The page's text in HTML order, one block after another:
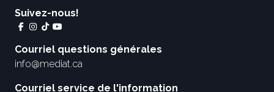
Suivez-nous!
Courriel questions générales
info@mediat.ca
Courriel service de l'information